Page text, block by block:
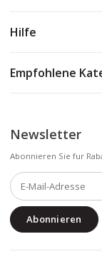
Hilfe
Empfohlene
Newsletter
Abonnieren Sie fur
Abonnieren